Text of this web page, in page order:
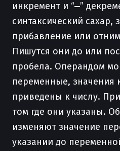
инкремент и “—”
синтаксический
прибавление или
Пишутся они до или
пробела. Операндом
переменные, значения
приведены к числу.
том где они указаны.
изменяют значение
указании до